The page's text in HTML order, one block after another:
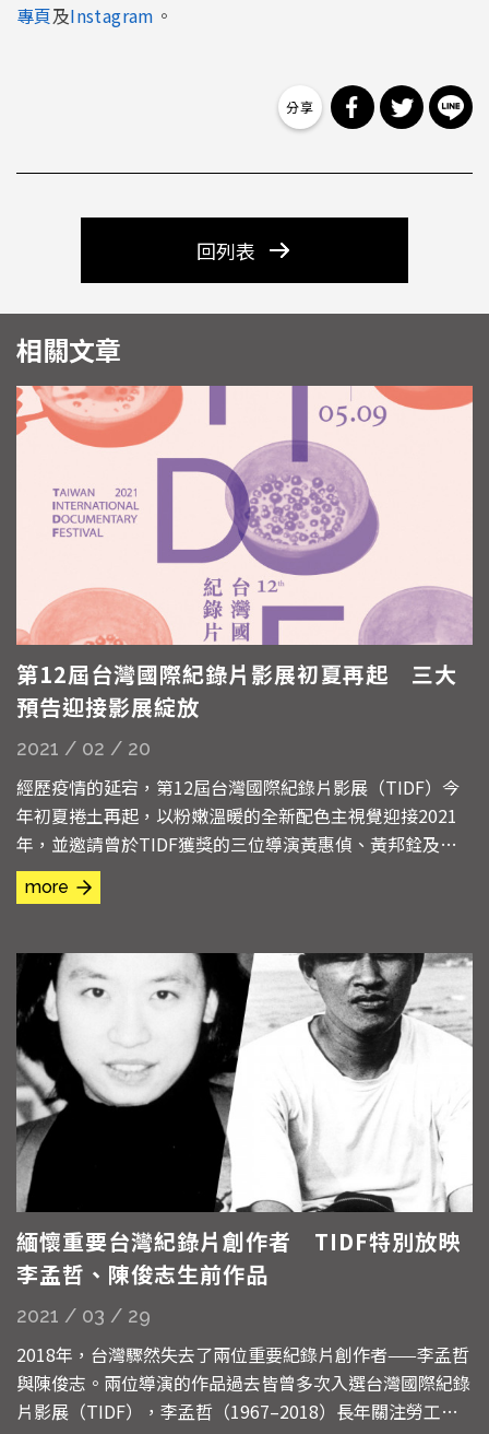
專頁及Instagram 。
分享到分享到
回列表
相關文章
第12屆台灣國際紀錄片影展初夏再起 三大
預告迎接影展綻放
2021 / 02 / 20
經歷疫情的延宕，第12屆台灣國際紀錄片影展（TIDF）今
年初夏捲土再起，以粉嫩溫暖的全新配色主視覺迎接2021
年，並邀請曾於TIDF獲獎的三位導演黃惠偵、黃邦銓及廖
克發量身打造影展預告，呈現出更加豐富完整的節目內容，
影展也將於2021年4月30至5月9日在台北新光影城、光點華
more
緬懷重要台灣紀錄片創作者 TIDF特別放映
李孟哲、陳俊志生前作品
2021 / 03 / 29
2018年，台灣驟然失去了兩位重要紀錄片創作者——李孟哲
與陳俊志。兩位導演的作品過去皆曾多次入選台灣國際紀錄
片影展（TIDF），李孟哲（1967–2018）長年關注勞工與